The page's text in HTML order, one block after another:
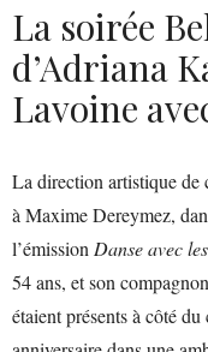
La soirée
d’Adriana
Lavoine
La direction artistique de
à Maxime Dereymez,
l’émission Danse avec
54 ans, et son
étaient présents à côté